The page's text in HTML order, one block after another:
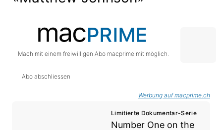
Mach mit einem freiwilligen Abo macprime mit möglich.
Abo abschliessen
Werbung auf macprime.ch
Limitierte Dokumentar-Serie
Number One on the